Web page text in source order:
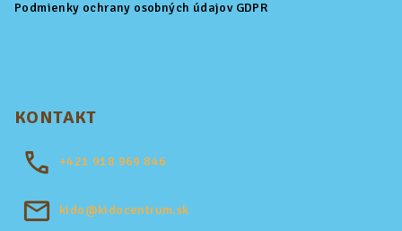
Podmienky ochrany osobných údajov GDPR
KONTAKT
+421 918 969 846
kido@kidocentrum.sk